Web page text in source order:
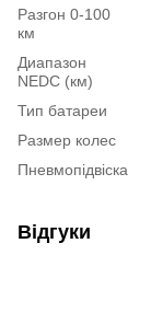
Разгон 0-100
км
Диапазон
NEDC (км)
Тип батареи
Размер колес
Пневмопідвіска
Відгуки